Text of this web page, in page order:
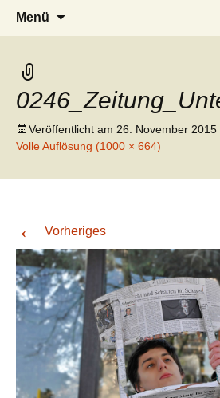
mennekes-
Menü
Veröffentlicht am 26. November 2015
Volle Auflösung (1000 × 664)
← Vorheriges